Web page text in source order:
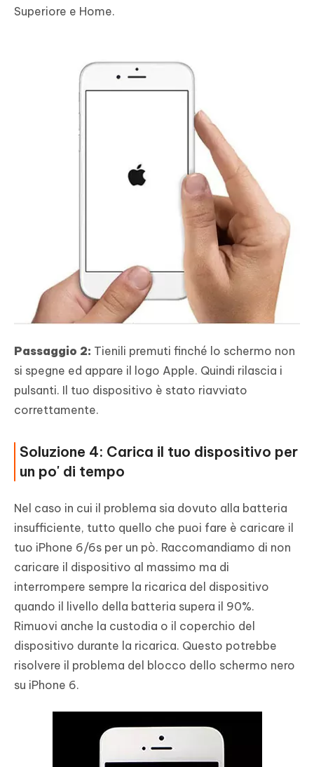
Superiore e Home.
Passaggio 2: Tienili premuti finché lo schermo non
si spegne ed appare il logo Apple. Quindi rilascia i
pulsanti. Il tuo dispositivo è stato riavviato
correttamente.
Soluzione 4: Carica il tuo dispositivo per
un po' di tempo
Nel caso in cui il problema sia dovuto alla batteria
insufficiente, tutto quello che puoi fare è caricare il
tuo iPhone 6/6s per un pò. Raccomandiamo di non
caricare il dispositivo al massimo ma di
interrompere sempre la ricarica del dispositivo
quando il livello della batteria supera il 90%.
Rimuovi anche la custodia o il coperchio del
dispositivo durante la ricarica. Questo potrebbe
risolvere il problema del blocco dello schermo nero
su iPhone 6.